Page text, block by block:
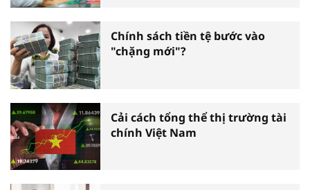
Chính sách tiền tệ bước vào
"chặng mới"?
Cải cách tổng thể thị trường tài
chính Việt Nam